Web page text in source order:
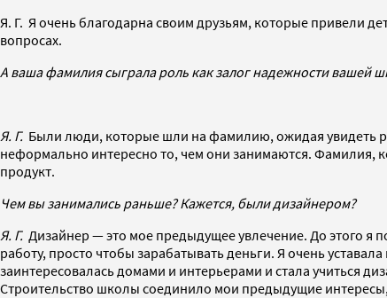
Я. Г. Я очень благодарна своим друзьям, которые привели
вопросах.
А ваша фамилия сыграла роль как залог надежности вашей
Я. Г. Были люди, которые шли на фамилию, ожидая увидеть
неформально интересно то, чем они занимаются. Фамилия,
продукт.
Чем вы занимались раньше? Кажется, были дизайнером?
Я. Г. Дизайнер — это мое предыдущее увлечение. До этого я
работу, просто чтобы зарабатывать деньги. Я очень
заинтересовалась домами и интерьерами и стала учиться
Строительство школы соединило мои предыдущие интересы,